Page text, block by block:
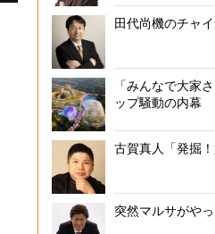
大谷翔平
田代尚機のチャ
「みんなで大家
ップ騒動の内幕
古賀真人「発掘！
突然マルサがやっ